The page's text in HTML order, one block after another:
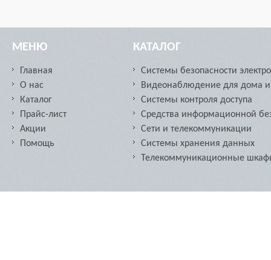
МЕНЮ
Главная
О нас
Каталог
Прайс-лист
Акции
Помощь
КАТАЛОГ
Системы безопасности
Видеонаблюдение для дома и
Системы контроля доступа
Средства информационной
Сети и телекоммуникации
Cистемы хранения данных
Телекоммуникационные